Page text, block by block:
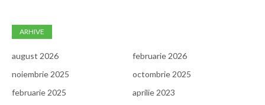
ARHIVE
august 2026
februarie 2026
noiembrie 2025
octombrie 2025
februarie 2025
aprilie 2023